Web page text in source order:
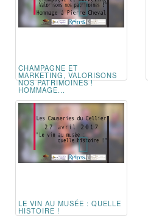
CHAMPAGNE ET
MARKETING, VALORISONS
NOS PATRIMOINES !
HOMMAGE...
LE VIN AU MUSÉE : QUELLE
HISTOIRE !